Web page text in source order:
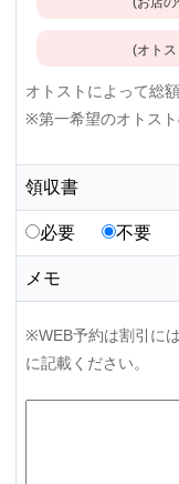
(オト
オトストによって総
※第一希望のオトスト
領収書
必要 不要
メモ
※WEB予約は割引に
に記載ください。